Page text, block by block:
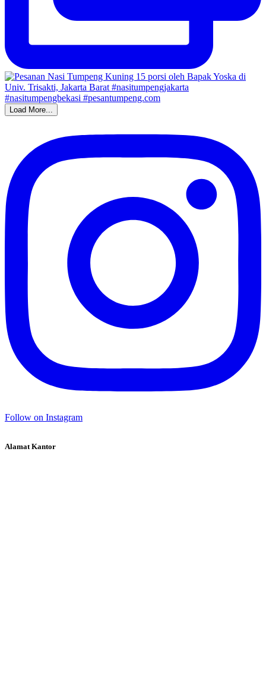
Load More...
Follow on Instagram
Alamat Kantor